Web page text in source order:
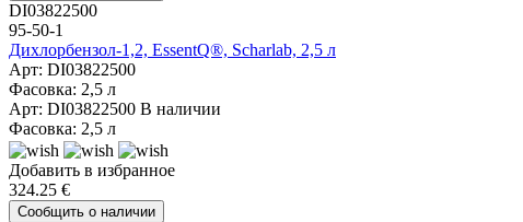
DI03822500
95-50-1
Дихлорбензол-1,2, EssentQ®, Scharlab, 2,5 л
Арт: DI03822500
Фасовка: 2,5 л
Арт: DI03822500 В наличии
Фасовка: 2,5 л
Добавить в избранное
324.25 €
Сообщить о наличии